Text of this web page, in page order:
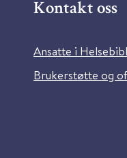
Kontakt oss
Ansatte i
Brukerstøtte og